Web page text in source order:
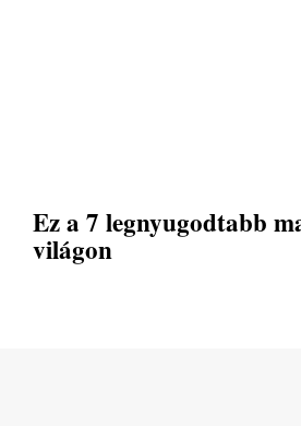
Ez a 7 legnyugodtabb
világon